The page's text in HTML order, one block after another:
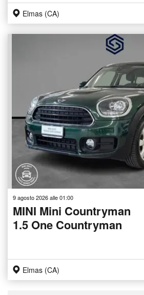
Elmas (CA)
9 agosto 2026 alle 01:00
MINI Mini Countryman
1.5 One Countryman
Elmas (CA)